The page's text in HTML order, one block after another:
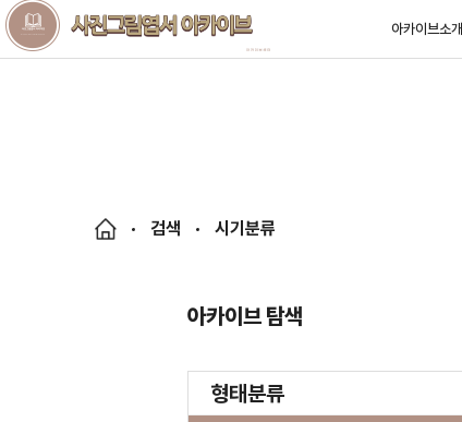
아카이브소개
검색 시기분류
아카이브 탐색
형태분류